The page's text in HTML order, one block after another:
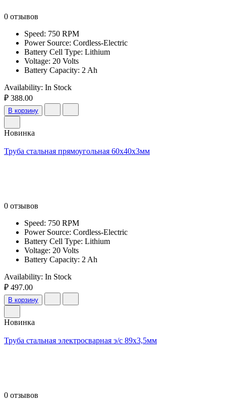
0 отзывов
Speed: 750 RPM
Power Source: Cordless-Electric
Battery Cell Type: Lithium
Voltage: 20 Volts
Battery Capacity: 2 Ah
Availability: In Stock
₽ 388.00
В корзину
Новинка
Труба стальная прямоугольная 60х40х3мм
0 отзывов
Speed: 750 RPM
Power Source: Cordless-Electric
Battery Cell Type: Lithium
Voltage: 20 Volts
Battery Capacity: 2 Ah
Availability: In Stock
₽ 497.00
В корзину
Новинка
Труба стальная электросварная э/с 89х3,5мм
0 отзывов